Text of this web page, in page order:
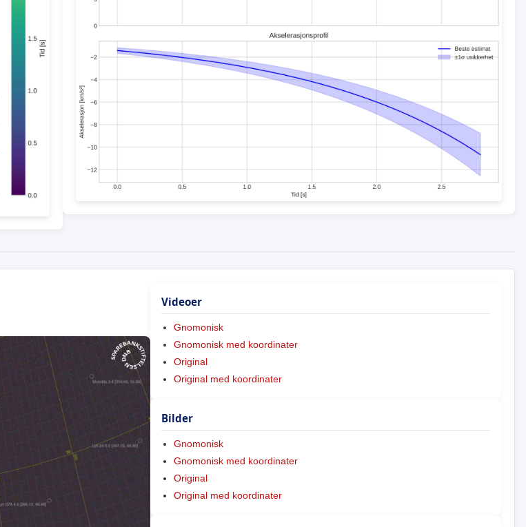
Videoer
Gnomonisk
Gnomonisk med koordinater
Original
Original med koordinater
Bilder
Gnomonisk
Gnomonisk med koordinater
Original
Original med koordinater